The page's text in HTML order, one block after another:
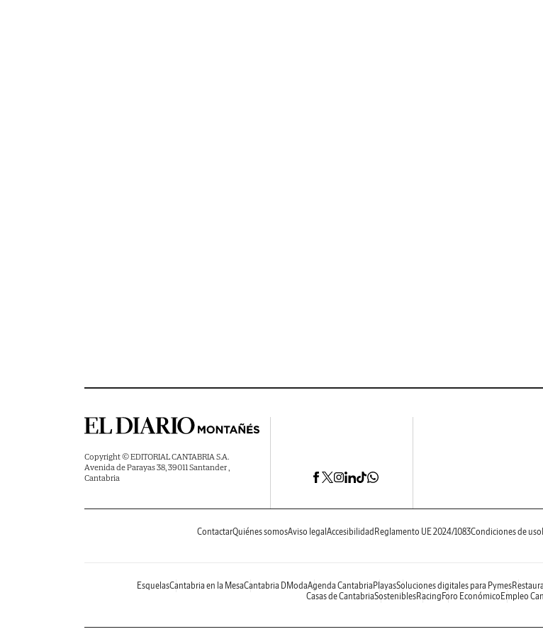
Copyright © EDITORIAL CANTABRIA S.A.
Avenida de Parayas 38, 39011 Santander ,
Cantabria
ContactarQuiénes somosAviso legal Accesibilidad Reglamento UE 2024/1083Condiciones de uso
EsquelasCantabria en la MesaCantabria DModaAgenda Cantabria PlayasSoluciones digitales para Pymes
Casas de CantabriaSosteniblesRacing Foro Económico Empleo